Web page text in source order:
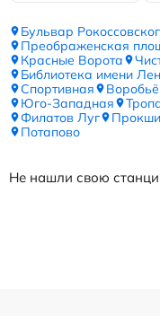
Бульвар
Преображенская
Красные Ворота
Библиотека имени
Спортивная
Юго-Западная
Филатов Луг
Потапово
Не нашли свою